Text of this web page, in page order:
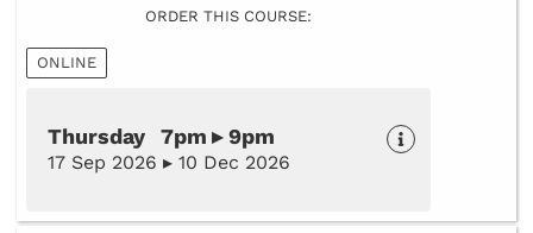
ORDER THIS COURSE:
ONLINE
Thursday 7pm ▸ 9pm
17 Sep 2026 ▸ 10 Dec 2026